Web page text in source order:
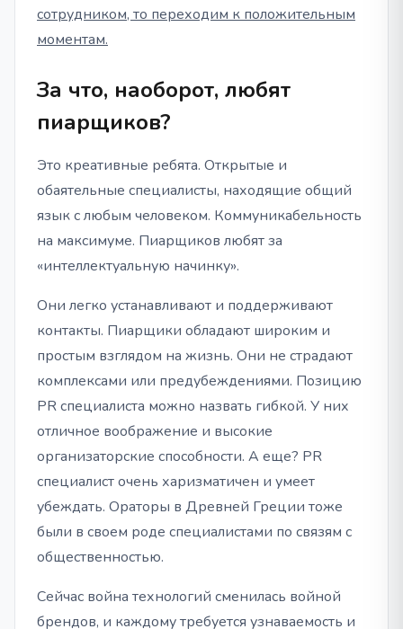
сотрудником, то переходим к положительным
моментам.
За что, наоборот, любят
пиарщиков?
Это креативные ребята. Открытые и
обаятельные специалисты, находящие общий
язык с любым человеком. Коммуникабельность
на максимуме. Пиарщиков любят за
«интеллектуальную начинку».
Они легко устанавливают и поддерживают
контакты. Пиарщики обладают широким и
простым взглядом на жизнь. Они не страдают
комплексами или предубеждениями. Позицию
PR специалиста можно назвать гибкой. У них
отличное воображение и высокие
организаторские способности. А еще? PR
специалист очень харизматичен и умеет
убеждать. Ораторы в Древней Греции тоже
были в своем роде специалистами по связям с
общественностью.
Сейчас война технологий сменилась войной
брендов, и каждому требуется узнаваемость и